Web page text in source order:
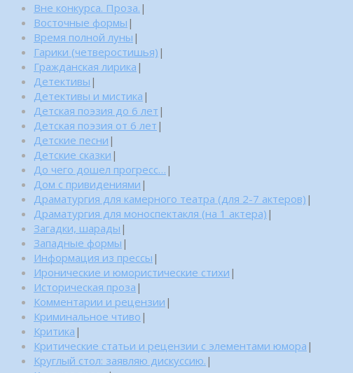
Вне конкурса. Проза. |
Восточные формы |
Время полной луны |
Гарики (четверостишья) |
Гражданская лирика |
Детективы |
Детективы и мистика |
Детская поэзия до 6 лет |
Детская поэзия от 6 лет |
Детские песни |
Детские сказки |
До чего дошел прогресс… |
Дом с привидениями |
Драматургия для камерного театра (для 2-7 актеров) |
Драматургия для моноспектакля (на 1 актера) |
Загадки, шарады |
Западные формы |
Информация из прессы |
Иронические и юмористические стихи |
Историческая проза |
Комментарии и рецензии |
Криминальное чтиво |
Критика |
Критические статьи и рецензии с элементами юмора |
Круглый стол: заявляю дискуссию. |